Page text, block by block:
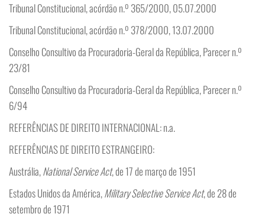
Tribunal Constitucional, acórdão n.º 365/2000, 05.07.2000
Tribunal Constitucional, acórdão n.º 378/2000, 13.07.2000
Conselho Consultivo da Procuradoria-Geral da República, Parecer n.º
23/81
Conselho Consultivo da Procuradoria-Geral da República, Parecer n.º
6/94
REFERÊNCIAS DE DIREITO INTERNACIONAL: n.a.
REFERÊNCIAS DE DIREITO ESTRANGEIRO:
Austrália,National Service Act, de 17 de março de 1951
Estados Unidos da América,Military Selective Service Act, de 28 de
setembro de 1971